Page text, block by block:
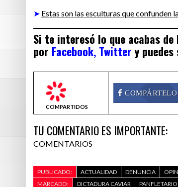
➤ Estas son las esculturas que confunden
Si te interesó lo que acabas
por Facebook, Twitter y
COMPARTIDOS
COMPÁRTELO
TU COMENTARIO ES IMPORTANTE:
COMENTARIOS
PUBLICADO: ACTUALIDAD DENUNCIA
MARCADO:
DICTADURA CAVIAR PANFLETARIO